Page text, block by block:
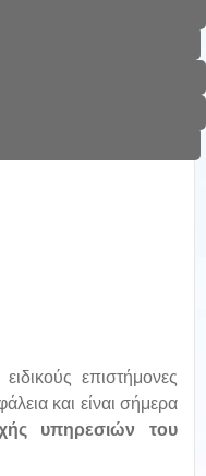
επιστήμονες
και είναι σήμερα
υπηρεσιών του